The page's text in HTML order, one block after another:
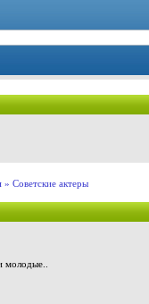
» Советские актеры
молодые..